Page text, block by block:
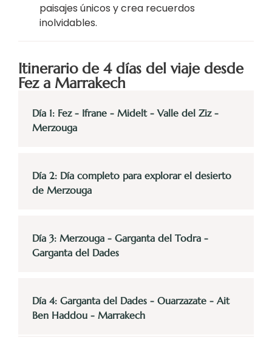
paisajes únicos y crea recuerdos
inolvidables.
Itinerario de 4 días del viaje desde
Fez a Marrakech
Día 1: Fez - Ifrane - Midelt - Valle del Ziz -
Merzouga
Día 2: Día completo para explorar el desierto
de Merzouga
Día 3: Merzouga - Garganta del Todra -
Garganta del Dades
Día 4: Garganta del Dades - Ouarzazate - Ait
Ben Haddou - Marrakech